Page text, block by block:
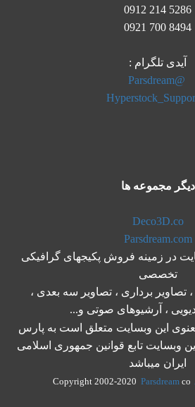
5286 214 0912
8494 700 0921
آیدی تلگرام :
@Parsdream
دیگر مجموعه ها
Deco3D.co
Parsdream.com
در زمینه فروش پکیجهای گرافیکی
تخصصی
تصاویر برداری ، تصاویر سه بعدی ،
، آرشیوهای صوتی و...
این وبسایت متعلق است به پارس
وبسایت تابع قوانین جمهوری اسلامی
ایران میباشد
Parsdream co